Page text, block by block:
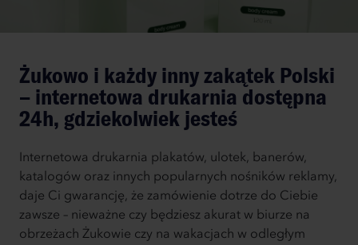
Żukowo i każdy inny zakątek Polski
– internetowa drukarnia dostępna
24h, gdziekolwiek jesteś
Internetowa drukarnia plakatów, ulotek, banerów,
katalogów oraz innych popularnych nośników reklamy,
daje Ci gwarancję, że zamówienie dotrze do Ciebie
zawsze – nieważne czy będziesz akurat w biurze na
obrzeżach Żukowie czy na wakacjach w odległym